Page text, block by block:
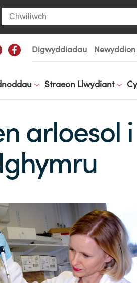
Search
Digwyddiadau Newyddion
Straeon Llwydiant
arloesol i